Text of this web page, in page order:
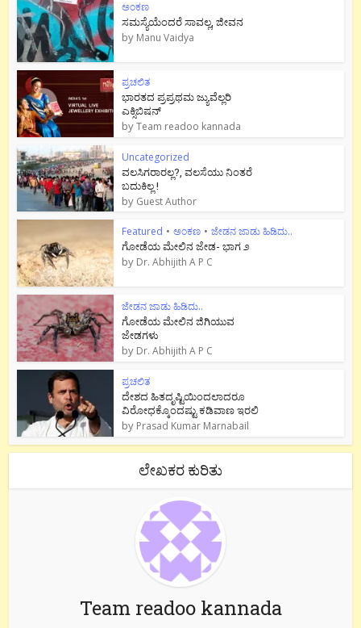
ಅಂಕಣ
ಸಮಸ್ಯೆಯೆಂದರೆ ಸಾವಲ್ಲ, ಜೀವನ
by Manu Vaidya
ಪ್ರಚಲಿತ
ಭಾರತದ ಪ್ರಪ್ರಥಮ ಜ್ಯುವೆಲ್ಲರಿ
ಎಕ್ಸಿಬಿಷನ್
byTeam readoo kannada
Uncategorized
ವಲಸಿಗರಾರಲ್ಲ?, ವಲಸೆಯು ನಿಂತರೆ
ಬದುಕಿಲ್ಲ !
by Guest Author
Featured • ಅಂಕಣ • ಜೇಡನ ಜಾಡು ಹಿಡಿದು..
ಗೋಡೆಯ ಮೇಲಿನ ಜೇಡ- ಭಾಗ ೨
by Dr. Abhijith A P C
ಜೇಡನ ಜಾಡು ಹಿಡಿದು..
ಗೋಡೆಯ ಮೇಲಿನ ಜಿಗಿಯುವ
ಜೇಡಗಳು
by Dr. Abhijith A P C
ಪ್ರಚಲಿತ
ದೇಶದ ಹಿತದೃಷ್ಟಿಯಿಂದಲಾದರೂ
ವಿರೋಧಕ್ಕೊಂದಷ್ಟು ಕಡಿವಾಣ ಇರಲಿ
by Prasad Kumar Marnabail
ಲೇಖಕರ ಕುರಿತು
Team readoo kannada